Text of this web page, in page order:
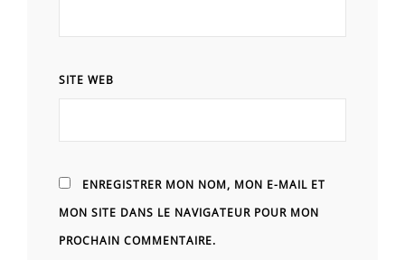
SITE WEB
ENREGISTRER MON NOM, MON E-MAIL ET
MON SITE DANS LE NAVIGATEUR POUR MON
PROCHAIN COMMENTAIRE.